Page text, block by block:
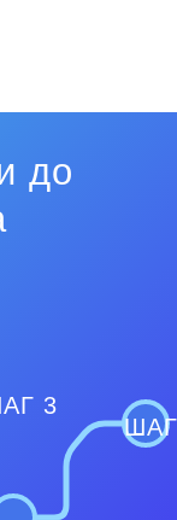
до
3